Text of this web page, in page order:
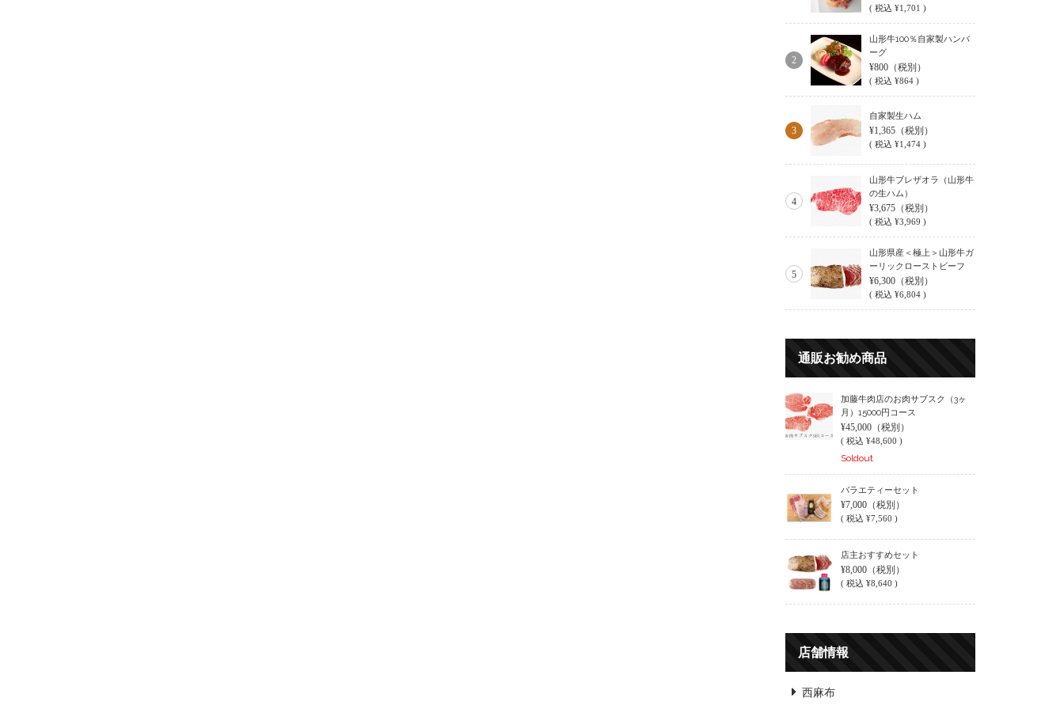
( 税込 ¥1,701 )
2
山形牛100％自家製ハンバ
ーグ
¥800 （税別）
( 税込 ¥864 )
3
自家製生ハム
¥1,365 （税別）
( 税込 ¥1,474 )
4
山形牛ブレザオラ（山形牛
の生ハム）
¥3,675 （税別）
( 税込 ¥3,969 )
5
山形県産＜極上＞山形牛ガ
ーリックローストビーフ
¥6,300 （税別）
( 税込 ¥6,804 )
通販お勧め商品
加藤牛肉店のお肉サブスク（3ヶ
月）15000円コース
¥45,000 （税別）
( 税込 ¥48,600 )
Soldout
バラエティーセット
¥7,000 （税別）
( 税込 ¥7,560 )
店主おすすめセット
¥8,000 （税別）
( 税込 ¥8,640 )
店舗情報
西麻布